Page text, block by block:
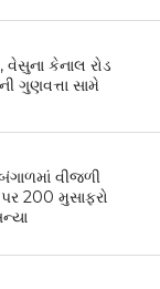
વેસુના કેનાલ રોડ
ગુણવત્તા સામે
વીજળી
પર 200 મુસાફરો